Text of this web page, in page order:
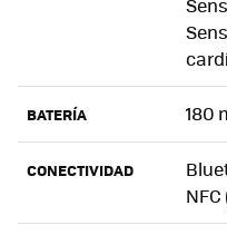
BATERÍA 180
CONECTIVIDAD